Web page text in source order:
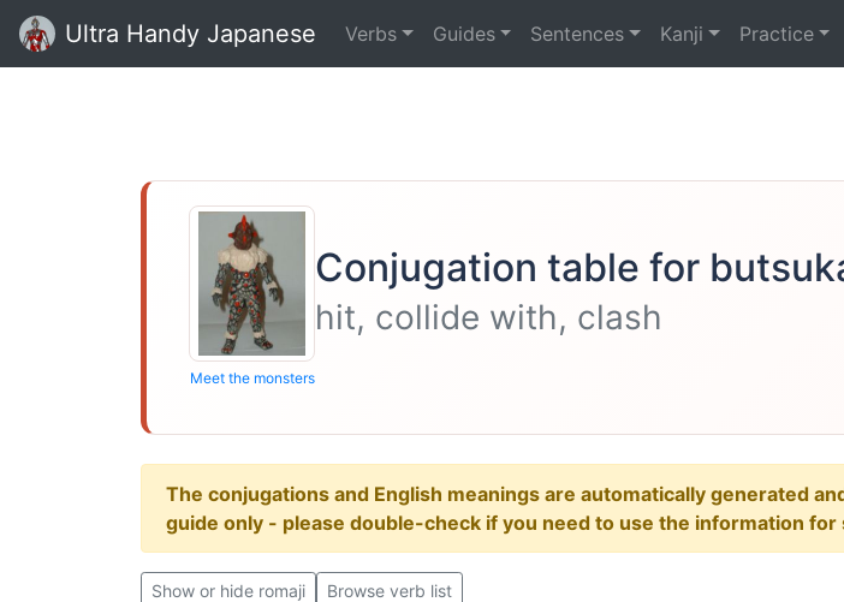
Ultra Handy Japanese Verbs Guides Sentences Kanji Practice
Meet the monsters
Conjugation table for
hit, collide with, clash
The conjugations and English meanings are automatically generated
guide only - please double-check if you need to use the information
Show or hide romaji Browse verb list